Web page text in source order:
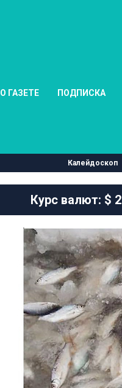
О ГАЗЕТЕ ПОДПИСКА
Калейдоскоп
Курс валют: $